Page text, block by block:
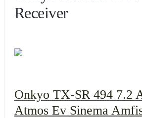
Receiver
Onkyo TX-SR 494 7.2
Atmos Ev Sinema